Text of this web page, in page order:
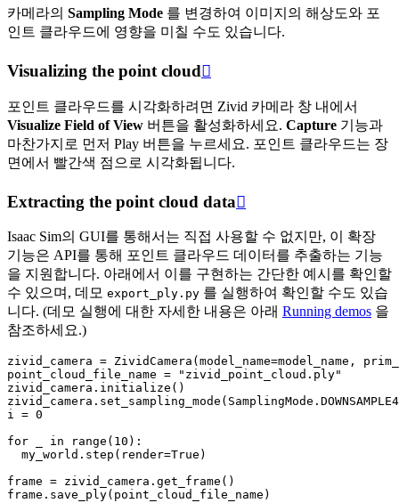
카메라의 Sampling Mode 를 변경하여 이미지의 해상도와 포
인트 클라우드에 영향을 미칠 수도 있습니다.
Visualizing the point cloud
포인트 클라우드를 시각화하려면 Zivid 카메라 창 내에서
Visualize Field of View 버튼을 활성화하세요. Capture 기능과
마찬가지로 먼저 Play 버튼을 누르세요. 포인트 클라우드는 장
면에서 빨간색 점으로 시각화됩니다.
Extracting the point cloud data
Isaac Sim의 GUI를 통해서는 직접 사용할 수 없지만, 이 확장
기능은 API를 통해 포인트 클라우드 데이터를 추출하는 기능
을 지원합니다. 아래에서 이를 구현하는 간단한 예시를 확인할
수 있으며, 데모 export_ply.py 를 실행하여 확인할 수도 있습
니다. (데모 실행에 대한 자세한 내용은 아래 Running demos 을
참조하세요.)
zivid_camera = ZividCamera ( model_name=model_name ,
point_cloud_file_name =
"zivid_point_cloud.ply"
zivid_camera . initialize ()
zivid_camera . set_sampling_mode ( SamplingMode .
i = 0
for
in range ( 10 ):
my_world . step ( render=True )
frame = zivid_camera . get_frame ()
frame . save_ply( point_cloud_file_name )